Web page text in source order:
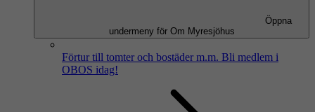
Öppna
undermeny för Om Myresjöhus
Förtur till tomter och bostäder m.m. Bli medlem i
OBOS idag!